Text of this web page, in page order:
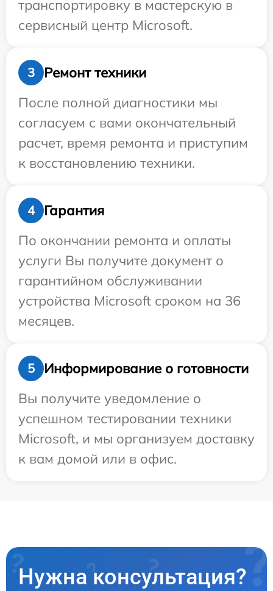
транспортировку в мастерскую в
сервисный центр Microsoft.
3
Ремонт техники
После полной диагностики мы
согласуем с вами окончательный
расчет, время ремонта и приступим
к восстановлению техники.
4
Гарантия
По окончании ремонта и оплаты
услуги Вы получите документ о
гарантийном обслуживании
устройства Microsoft сроком на 36
месяцев.
5
Информирование о готовности
Вы получите уведомление о
успешном тестировании техники
Microsoft, и мы организуем доставку
к вам домой или в офис.
Нужна консультация?